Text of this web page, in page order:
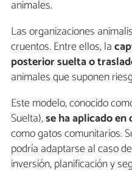
animales.
Las organizaciones
cruentos. Entre ellos, la
posterior suelta o
animales que suponen
Este modelo, conocido
Suelta),se ha aplicado en
como gatos comunitarios.
podría adaptarse al caso
inversión, planificación y